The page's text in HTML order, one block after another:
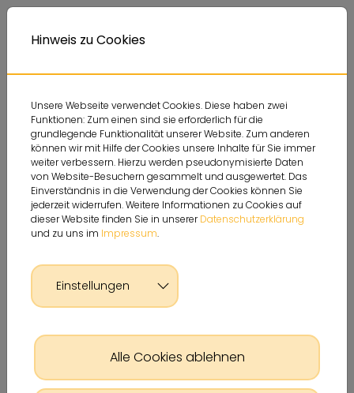
Deutsche Sportjugend Themen Service
Kontrastversion
Glossar Detailseite
Hinweis zu Cookies
Unsere Webseite verwendet Cookies. Diese haben zwei
Funktionen: Zum einen sind sie erforderlich für die
grundlegende Funktionalität unserer Website. Zum anderen
können wir mit Hilfe der Cookies unsere Inhalte für Sie immer
weiter verbessern. Hierzu werden pseudonymisierte Daten
von Website-Besuchern gesammelt und ausgewertet. Das
Einverständnis in die Verwendung der Cookies können Sie
jederzeit widerrufen. Weitere Informationen zu Cookies auf
dieser Website finden Sie in unsererDatenschutzerklärung
und zu uns im Impressum.
Einstellungen
Alle Cookies ablehnen